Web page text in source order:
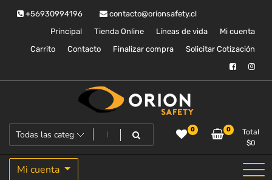
+56930994196
contacto@orionsafety.cl
Principal
Tienda Online Líneas de vida
Mi cuenta
Carrito
Contacto Finalizar compra Solicitar Cotización
Orion Safety
Equipos de proteccion personal 0 0
Total
$0
Mi cuenta